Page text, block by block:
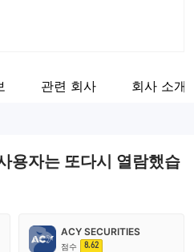
관련 회사 회사 소개
용자는 또다시 열람했습
ACY SECURITIES
점수 8.62